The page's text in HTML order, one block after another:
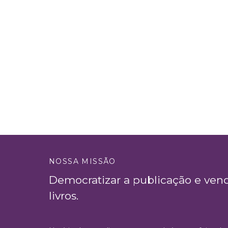
NOSSA MISSÃO
Democratizar a publicação e
livros.